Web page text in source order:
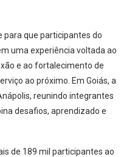
para que participantes do
uma experiência voltada ao
e ao fortalecimento de
ao próximo. Em Goiás, a
reunindo integrantes
desafios, aprendizado e
de 189 mil participantes ao